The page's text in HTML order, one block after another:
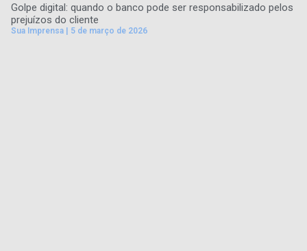
Golpe digital: quando o banco pode ser responsabilizado pelos
prejuízos do cliente
Sua Imprensa 5 de março de 2026